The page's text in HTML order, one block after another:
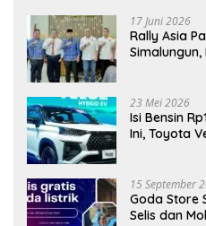
17 Juni 2026
Rally Asia
23 Mei 2026
Isi Bensin
Ini, Toyota
15 September
Goda Store
Selis dan